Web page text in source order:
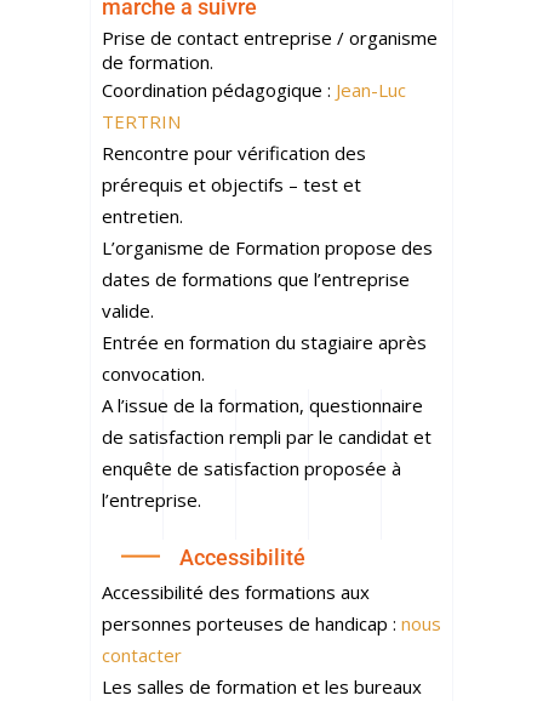
marche a suivre
Prise de contact entreprise / organisme
de formation.
Coordination pédagogique : Jean-Luc
TERTRIN
Rencontre pour vérification des
prérequis et objectifs – test et
entretien.
L’organisme de Formation propose des
dates de formations que l’entreprise
valide.
Entrée en formation du stagiaire après
convocation.
A l’issue de la formation, questionnaire
de satisfaction rempli par le candidat et
enquête de satisfaction proposée à
l’entreprise.
Accessibilité
Accessibilité des formations aux
personnes porteuses de handicap : nous
contacter
Les salles de formation et les bureaux